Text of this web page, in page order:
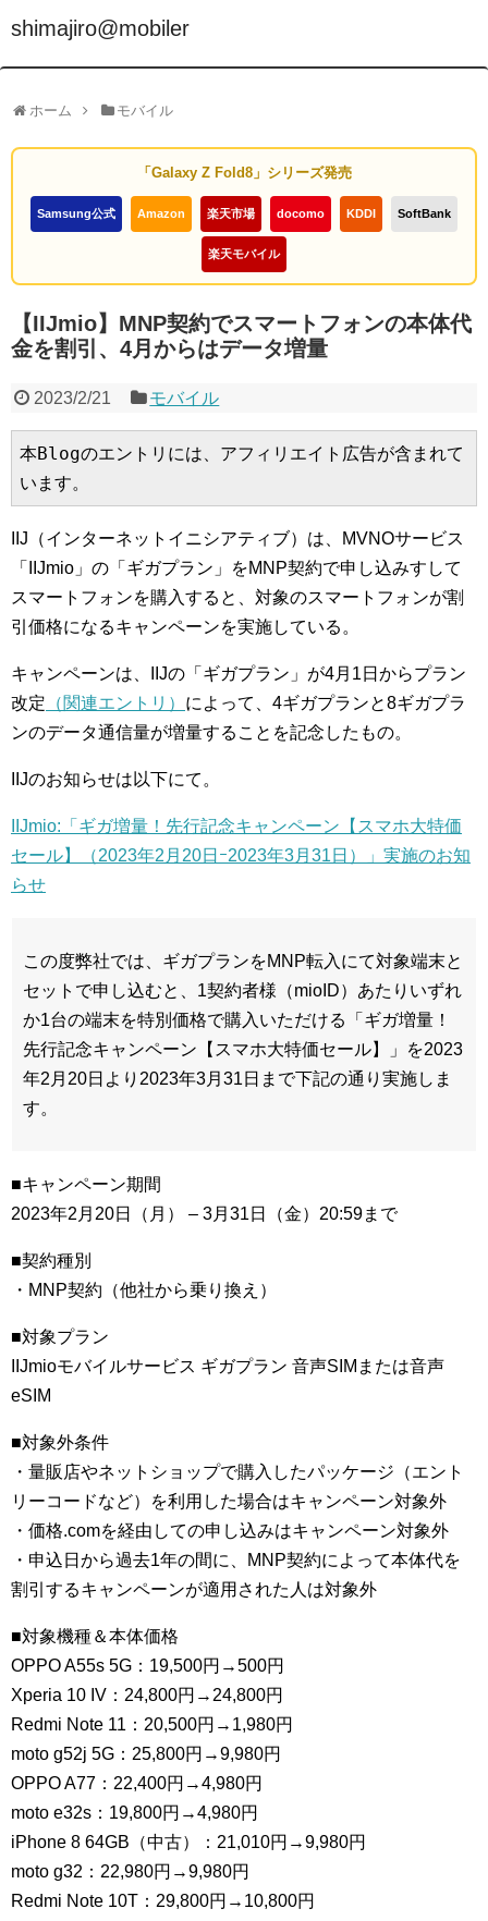
shimajiro@mobiler
ホーム モバイル
「Galaxy Z Fold8」シリーズ発売
Samsung公式 Amazon 楽天市場 docomo KDDI SoftBank
楽天モバイル
【IIJmio】MNP契約でスマートフォンの本体代
金を割引、4月からはデータ増量
2023/2/21 モバイル
本Blogのエントリには、アフィリエイト広告が含まれて
います。
IIJ（インターネットイニシアティブ）は、MVNOサービス
「IIJmio」の「ギガプラン」をMNP契約で申し込みすして
スマートフォンを購入すると、対象のスマートフォンが割
引価格になるキャンペーンを実施している。
キャンペーンは、IIJの「ギガプラン」が4月1日からプラン
改定 （関連エントリ） によって、4ギガプランと8ギガプラ
ンのデータ通信量が増量することを記念したもの。
IIJのお知らせは以下にて。
IIJmio:「ギガ増量！先行記念キャンペーン【スマホ大特価
セール】（2023年2月20日ｰ2023年3月31日）」実施のお知
らせ
この度弊社では、ギガプランをMNP転入にて対象端末と
セットで申し込むと、1契約者様（mioID）あたりいずれ
か1台の端末を特別価格で購入いただける「ギガ増量！
先行記念キャンペーン【スマホ大特価セール】」を2023
年2月20日より2023年3月31日まで下記の通り実施しま
す。
■キャンペーン期間
2023年2月20日（月） – 3月31日（金）20:59まで
■契約種別
・MNP契約（他社から乗り換え）
■対象プラン
IIJmioモバイルサービス ギガプラン 音声SIMまたは音声
eSIM
■対象外条件
・量販店やネットショップで購入したパッケージ（エント
リーコードなど）を利用した場合はキャンペーン対象外
・価格.comを経由しての申し込みはキャンペーン対象外
・申込日から過去1年の間に、MNP契約によって本体代を
割引するキャンペーンが適用された人は対象外
■対象機種＆本体価格
OPPO A55s 5G：19,500円→500円
Xperia 10 IV：24,800円→24,800円
Redmi Note 11：20,500円→1,980円
moto g52j 5G：25,800円→9,980円
OPPO A77：22,400円→4,980円
moto e32s：19,800円→4,980円
iPhone 8 64GB（中古）：21,010円→9,980円
moto g32：22,980円→9,980円
Redmi Note 10T：29,800円→10,800円